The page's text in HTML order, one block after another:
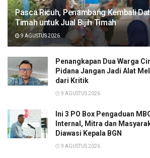
Pasca Ricuh, Penambang Kembali
Timah untuk Jual Bijih Timah
9 AGUSTUS 2026
Penangkapan Dua Warga
Pidana Jangan Jadi Alat
dari Kritik
9 AGUSTUS 2026
Ini 3 PO Box Pengaduan
Internal, Mitra dan
Diawasi Kepala BGN
9 AGUSTUS 2026